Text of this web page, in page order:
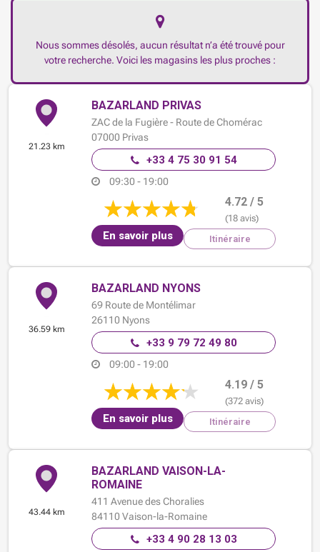
Nous sommes désolés, aucun résultat n’a été trouvé pour
votre recherche. Voici les magasins les plus proches :
21.23 km
BAZARLAND PRIVAS
ZAC de la Fugière - Route de Chomérac
07000 Privas
+33 4 75 30 91 54
09:30 - 19:00
4.72 / 5
(18 avis)
En savoir plus Itinéraire
36.59 km
BAZARLAND NYONS
69 Route de Montélimar
26110 Nyons
+33 9 79 72 49 80
09:00 - 19:00
4.19 / 5
(372 avis)
En savoir plus Itinéraire
43.44 km
BAZARLAND VAISON-LA-
ROMAINE
411 Avenue des Choralies
84110 Vaison-la-Romaine
+33 4 90 28 13 03